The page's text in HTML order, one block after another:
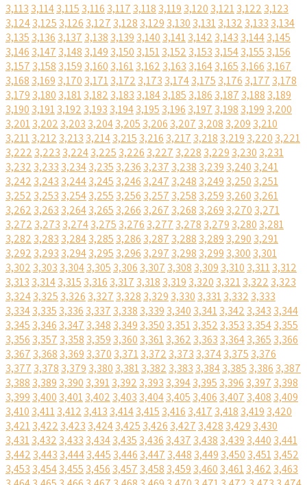
3,113 3,1143,115 3,116 3,117 3,118 3,119 3,120 3,1213,122 3,123
3,1243,125 3,126 3,127 3,128 3,129 3,130 3,1313,132 3,133 3,134
3,135 3,136 3,137 3,138 3,139 3,140 3,1413,142 3,143 3,1443,145
3,146 3,147 3,148 3,149 3,150 3,1513,152 3,153 3,1543,155 3,156
3,157 3,158 3,159 3,160 3,1613,162 3,163 3,1643,165 3,166 3,167
3,168 3,169 3,170 3,1713,172 3,173 3,1743,175 3,176 3,177 3,178
3,179 3,180 3,1813,182 3,183 3,1843,185 3,186 3,187 3,188 3,189
3,190 3,1913,192 3,193 3,1943,195 3,196 3,197 3,198 3,199 3,200
3,2013,202 3,203 3,2043,205 3,206 3,207 3,208 3,209 3,210
3,2113,212 3,213 3,2143,215 3,216 3,217 3,218 3,219 3,220 3,221
3,222 3,223 3,2243,225 3,226 3,227 3,228 3,229 3,230 3,231
3,232 3,233 3,2343,235 3,236 3,237 3,238 3,239 3,240 3,241
3,242 3,243 3,2443,245 3,246 3,247 3,248 3,249 3,250 3,251
3,252 3,253 3,2543,255 3,256 3,257 3,258 3,259 3,260 3,261
3,262 3,263 3,2643,265 3,266 3,267 3,268 3,269 3,270 3,271
3,272 3,273 3,2743,275 3,276 3,277 3,278 3,279 3,280 3,281
3,282 3,283 3,2843,285 3,286 3,287 3,288 3,289 3,290 3,291
3,292 3,293 3,2943,295 3,296 3,297 3,298 3,299 3,300 3,301
3,302 3,303 3,3043,305 3,306 3,307 3,308 3,309 3,310 3,3113,312
3,313 3,3143,315 3,316 3,317 3,318 3,319 3,320 3,3213,322 3,323
3,3243,325 3,326 3,327 3,328 3,329 3,330 3,3313,332 3,333
3,3343,335 3,336 3,337 3,338 3,339 3,340 3,3413,342 3,343 3,344
3,345 3,346 3,347 3,348 3,349 3,350 3,3513,352 3,353 3,3543,355
3,356 3,357 3,358 3,359 3,360 3,3613,362 3,363 3,3643,365 3,366
3,367 3,368 3,369 3,370 3,3713,372 3,373 3,3743,375 3,376
3,377 3,378 3,379 3,380 3,3813,382 3,383 3,3843,385 3,386 3,387
3,388 3,389 3,390 3,3913,392 3,393 3,3943,395 3,396 3,397 3,398
3,399 3,400 3,4013,402 3,403 3,4043,405 3,406 3,407 3,408 3,409
3,410 3,4113,412 3,413 3,4143,415 3,416 3,417 3,418 3,419 3,420
3,4213,422 3,423 3,4243,425 3,426 3,427 3,428 3,429 3,430
3,4313,432 3,433 3,4343,435 3,436 3,437 3,438 3,439 3,440 3,441
3,442 3,443 3,4443,445 3,446 3,447 3,448 3,449 3,450 3,4513,452
3,453 3,4543,455 3,456 3,457 3,458 3,459 3,460 3,4613,462 3,463